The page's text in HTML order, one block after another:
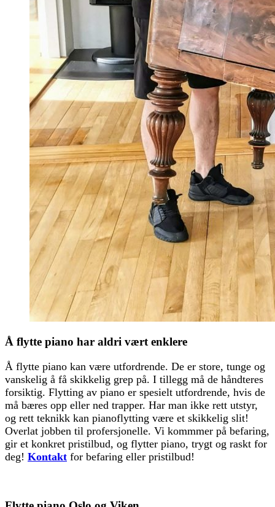
Å flytte piano har aldri vært enklere
Å flytte piano kan være utfordrende. De er store, tunge og
vanskelig å få skikkelig grep på. I tillegg må de håndteres
forsiktig. Flytting av piano er spesielt utfordrende, hvis de
må bæres opp eller ned trapper. Har man ikke rett utstyr,
og rett teknikk kan pianoflytting være et skikkelig slit!
Overlat jobben til profersjonelle. Vi kommmer på befaring,
gir et konkret pristilbud, og flytter piano, trygt og raskt for
deg! Kontakt for befaring eller pristilbud!